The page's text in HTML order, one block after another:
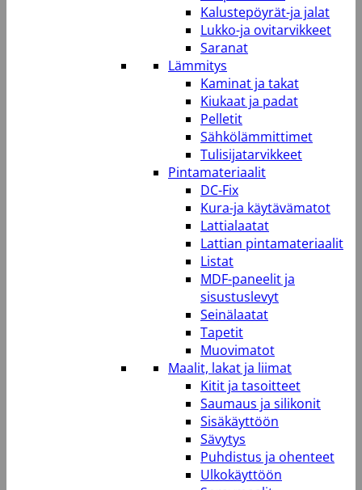
Kalustepöyrät-ja jalat
Lukko-ja ovitarvikkeet
Saranat
Lämmitys
Kaminat ja takat
Kiukaat ja padat
Pelletit
Sähkölämmittimet
Tulisijatarvikkeet
Pintamateriaalit
DC-Fix
Kura-ja käytävämatot
Lattialaatat
Lattian pintamateriaalit
Listat
MDF-paneelit ja
sisustuslevyt
Seinälaatat
Tapetit
Muovimatot
Maalit, lakat ja liimat
Kitit ja tasoitteet
Saumaus ja silikonit
Sisäkäyttöön
Sävytys
Puhdistus ja ohenteet
Ulkokäyttöön